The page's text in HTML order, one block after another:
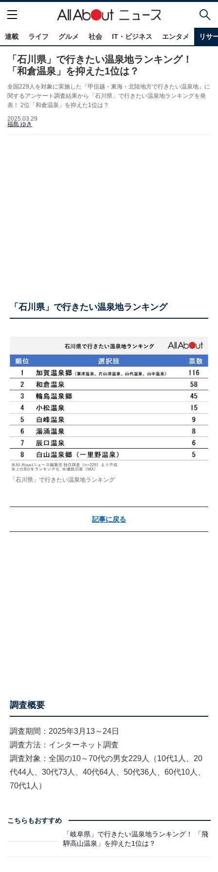
連載 ライフ グルメ 社会 IT・ビジネス エンタメ リサ
「石川県」で行きたい温泉地ランキング！
「和倉温泉」を抑えた1位は？
全国229人を対象に実施した「甲信越・東海・北陸地方で行きたい温泉地」に
関するアンケート調査結果から「石川県」で行きたい温泉地ランキングを発
表！ 2位「和倉温泉」を抑えた1位は？
2025.03.29
福島 ゆき
「石川県」で行きたい温泉地ランキング
「石川県」で行きたい温泉地ランキング
記事に戻る
調査概要
調査期間：2025年3月13～24日
調査方法：インターネット調査
調査対象：全国の10～70代の男女229人（10代1人、20
代44人、30代73人、40代64人、50代36人、60代10人、
70代1人）
こちらもおすすめ
「岐阜県」で行きたい温泉地ランキング！ 「飛
騨高山温泉」を抑えた1位は？